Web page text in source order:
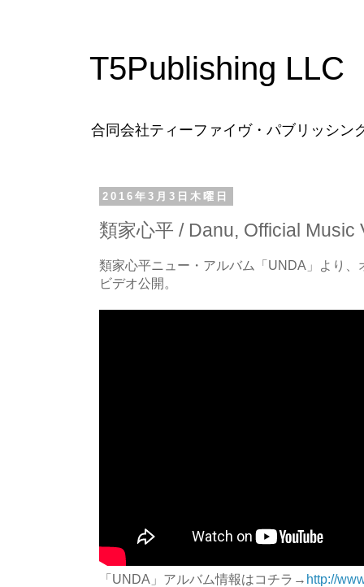
T5Publishing LLC
合同会社ティーファイヴ・パブリッシン
2016年3月3日木曜日
類家心平 / Danu, Official Music
類家心平ニュー・アルバム「UNDA」より
ビデオ公開。
「UNDA」アルバム情報はコチラ→ http://